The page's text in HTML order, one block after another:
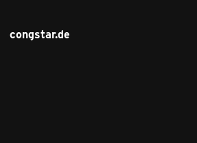
congstar.de